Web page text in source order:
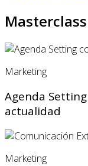
Marketing
Agenda
actualidad
Marketing